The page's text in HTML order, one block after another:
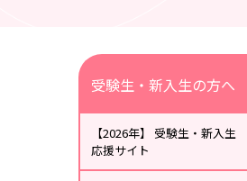
受験生・新入生の方へ
【2026年】 受験生・新入生
応援サイト